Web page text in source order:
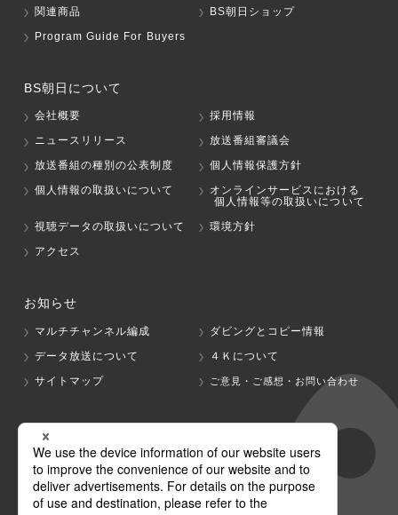
関連商品
BS朝日ショップ
Program Guide For Buyers
BS朝日について
会社概要
採用情報
ニュースリリース
放送番組審議会
放送番組の種別の公表制度
個人情報保護方針
個人情報の取扱いについて
オンラインサービスにおける
個人情報等の取扱いについて
視聴データの取扱いについて
環境方針
アクセス
お知らせ
マルチチャンネル編成
ダビングとコピー情報
データ放送について
４Ｋについて
サイトマップ
ご意見・ご感想・お問い合わせ
グループ会社
テレビ朝日 テレ朝チャンネル